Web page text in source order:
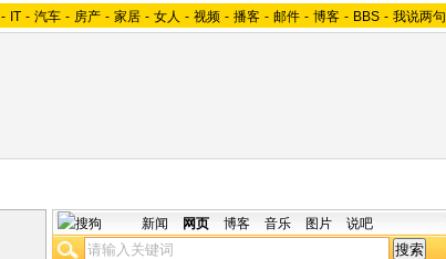
- IT - 汽车 - 房产 - 家居 - 女人 - 视频 - 播客 - 邮件 - 博客 - BBS - 我说两句
新闻 网页 博客 音乐 图片 说吧